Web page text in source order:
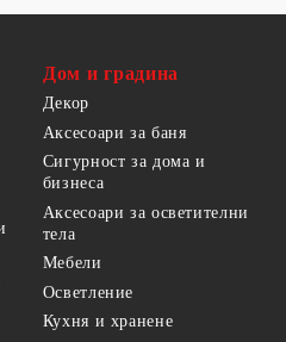
Дом и градина
Декор
Аксесоари за баня
Сигурност за дома и
бизнеса
Аксесоари за осветителни
тела
Мебели
Осветление
Кухня и хранене